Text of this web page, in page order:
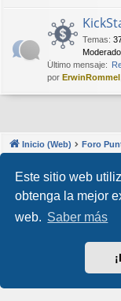
Este sitio web
obtenga la mejor
web. Saber más
Temas:
Último mensaje:
por ErwinRommel
Inicio (Web) Foro
Desarrollado